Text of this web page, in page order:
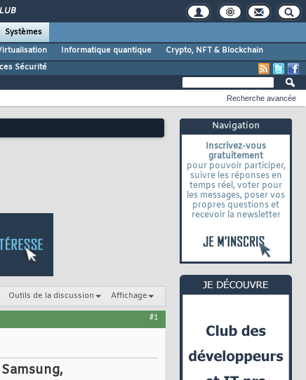
Systèmes
Informatique quantique
Crypto, NFT & Blockchain
Sécurité
Navigation
Inscrivez-vous
gratuitement
pour pouvoir participer,
suivre les réponses en
temps réel, voter pour
les messages, poser vos
propres questions et
recevoir la newsletter
Recherche avancée
Outils de la discussion Affichage
#1